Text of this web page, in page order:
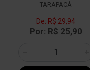
TARAPACÁ
De: R$ 29,94
Por: R$ 25,90